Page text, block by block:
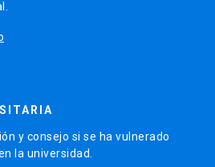
y consejo si se ha vulnerado
la universidad.